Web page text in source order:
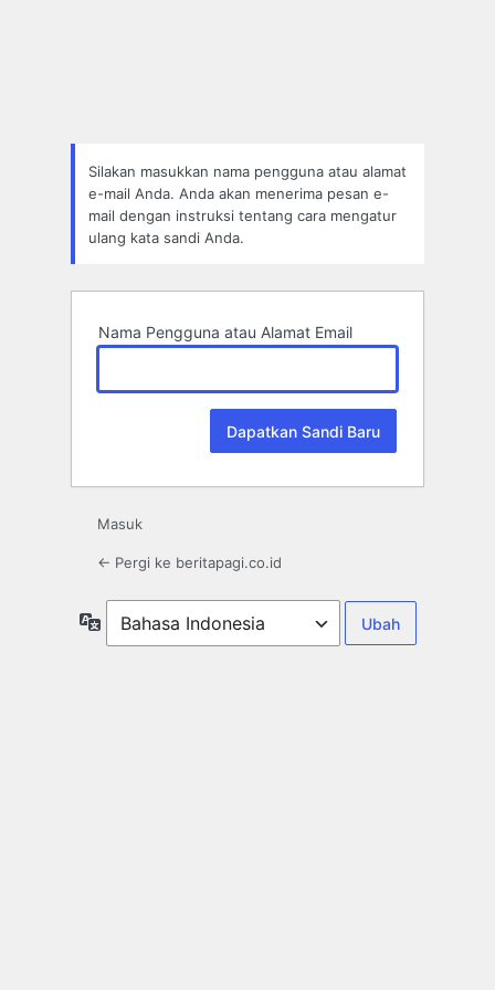
Silakan masukkan nama pengguna atau alamat
e-mail Anda. Anda akan menerima pesan e-
mail dengan instruksi tentang cara mengatur
ulang kata sandi Anda.
Nama Pengguna atau Alamat Email
Masuk
← Pergi ke beritapagi.co.id
Bahasa